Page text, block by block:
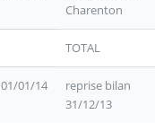
Charenton
TOTAL
01/01/14
reprise bilan
31/12/13